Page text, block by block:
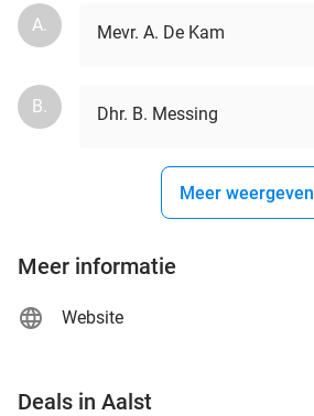
A. Mevr. A. De Kam
B. Dhr. B. Messing
Meer weergeven
Meer informatie
Website
Deals in Aalst